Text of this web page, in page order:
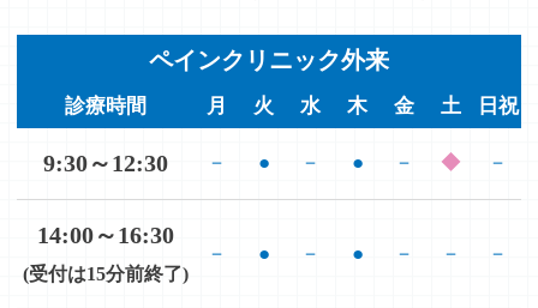
ペインクリニック外来
診療時間 月 火 水 木 金 土 日祝
9:30～12:30 － ● － ● － ◆ －
14:00～16:30
(受付は15分前終了)
－ ● － ● － － －